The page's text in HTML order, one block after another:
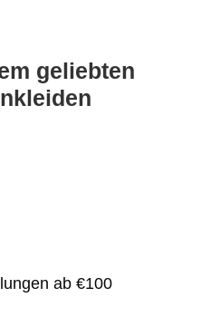
geliebten
ab €100